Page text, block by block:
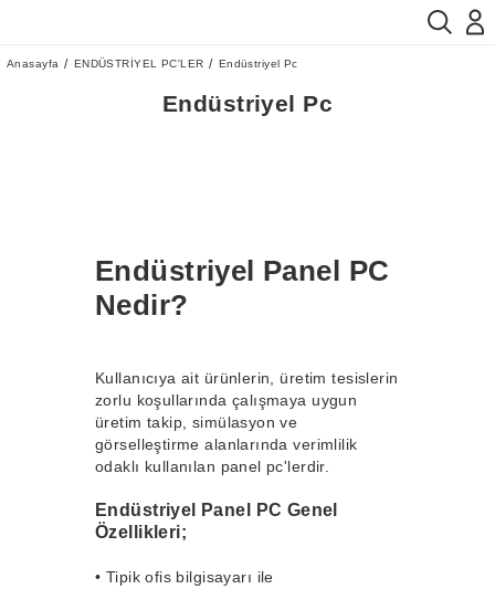
Anasayfa ENDÜSTRİYEL PC'LER Endüstriyel Pc
Endüstriyel Pc
Endüstriyel Panel PC
Nedir?
Kullanıcıya ait ürünlerin, üretim tesislerin
zorlu koşullarında çalışmaya uygun
üretim takip, simülasyon ve
görselleştirme alanlarında verimlilik
odaklı kullanılan panel pc'lerdir.
Endüstriyel Panel PC Genel
Özellikleri;
• Tipik ofis bilgisayarı ile